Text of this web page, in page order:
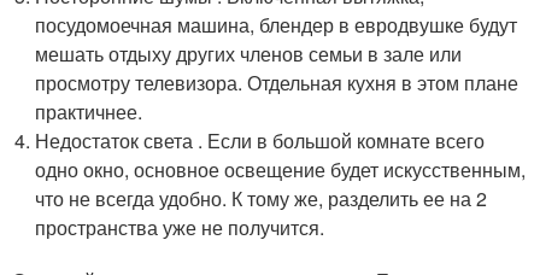
посудомоечная машина, блендер в евродвушке будут
мешать отдыху других членов семьи в зале или
просмотру телевизора. Отдельная кухня в этом плане
практичнее.
Недостаток света . Если в большой комнате всего
одно окно, основное освещение будет искусственным,
что не всегда удобно. К тому же, разделить ее на 2
пространства уже не получится.